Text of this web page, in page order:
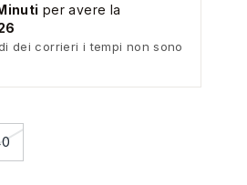
per avere la
dei corrieri i tempi non sono